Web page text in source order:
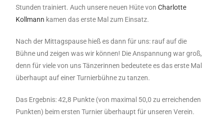
Stunden trainiert. Auch unsere neuen Hüte vonCharlotte
Kollmann kamen das erste Mal zum Einsatz.
Nach der Mittagspause hieß es dann für uns: rauf auf die
Bühne und zeigen was wir können! Die Anspannung war groß,
denn für viele von uns Tänzerinnen bedeutete es das erste Mal
überhaupt auf einer Turnierbühne zu tanzen.
Das Ergebnis: 42,8 Punkte (von maximal 50,0 zu erreichenden
Punkten) beim ersten Turnier überhaupt für unseren Verein.